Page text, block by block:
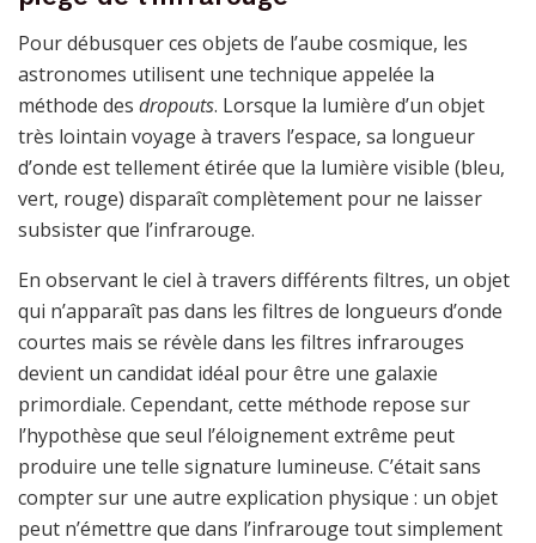
Pour débusquer ces objets de l’aube cosmique, les
astronomes utilisent une technique appelée la
méthode des dropouts. Lorsque la lumière d’un objet
très lointain voyage à travers l’espace, sa longueur
d’onde est tellement étirée que la lumière visible (bleu,
vert, rouge) disparaît complètement pour ne laisser
subsister que l’infrarouge.
En observant le ciel à travers différents filtres, un objet
qui n’apparaît pas dans les filtres de longueurs d’onde
courtes mais se révèle dans les filtres infrarouges
devient un candidat idéal pour être une galaxie
primordiale. Cependant, cette méthode repose sur
l’hypothèse que seul l’éloignement extrême peut
produire une telle signature lumineuse. C’était sans
compter sur une autre explication physique : un objet
peut n’émettre que dans l’infrarouge tout simplement